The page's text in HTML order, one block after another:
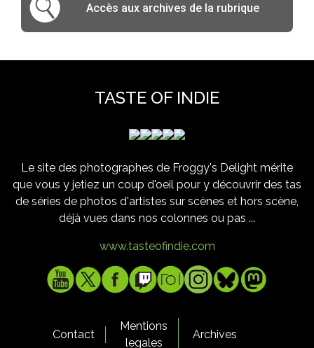
Accès aux archives de la rubrique
TASTE OF INDIE
Le site des photographes de Froggy's Delight mérite
que vous y jetiez un coup d'oeil pour y découvrir des tas
de séries de photos d'artistes sur scènes et hors scène,
déjà vues dans nos colonnes ou pas ...
www.tasteofindie.com
Contact
Mentions
legales
Archives